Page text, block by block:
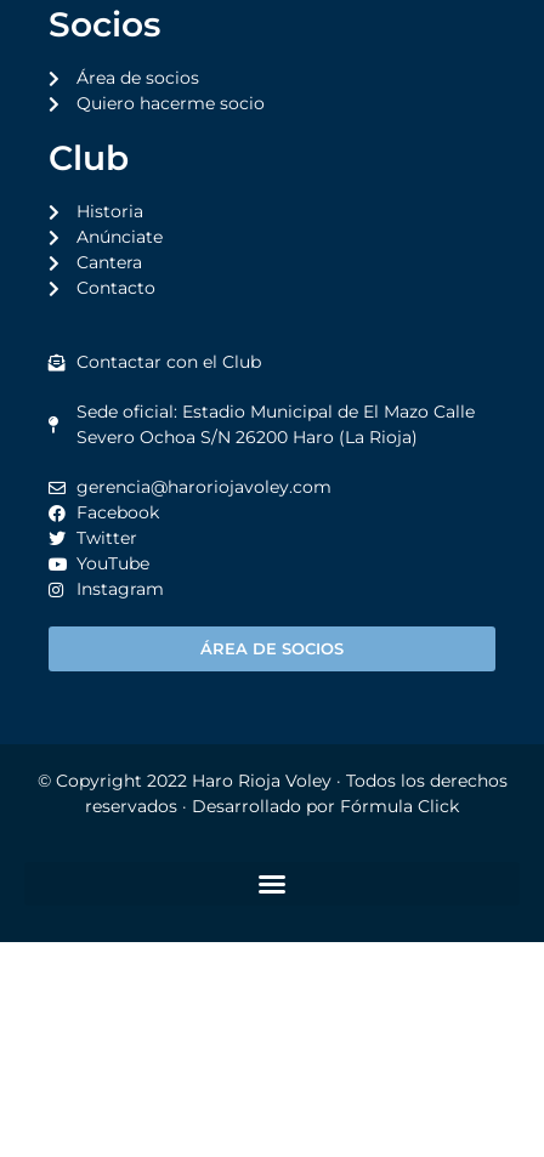
Socios
Área de socios
Quiero hacerme socio
Club
Historia
Anúnciate
Cantera
Contacto
Contactar con el Club
Sede oficial: Estadio Municipal de El Mazo Calle
Severo Ochoa S/N 26200 Haro (La Rioja)
gerencia@haroriojavoley.com
Facebook
Twitter
YouTube
Instagram
ÁREA DE SOCIOS
© Copyright 2022 Haro Rioja Voley· Todos los derechos
reservados · Desarrollado por Fórmula Click